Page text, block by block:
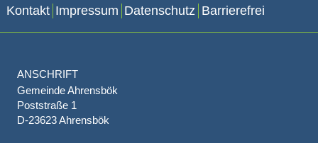
Kontakt Impressum Datenschutz Barrierefrei
ANSCHRIFT
Gemeinde Ahrensbök
Poststraße 1
D-23623 Ahrensbök